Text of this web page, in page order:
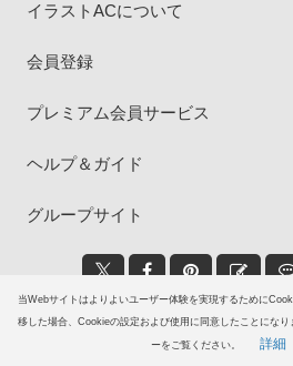
当Webサイトはよりよいユーザー体験を実現するために
移した場合、Cookieの設定および使用に同意したことにな
ーをご覧ください。 詳細
イラストACについて
会員登録
プレミアム会員サービス
ヘルプ＆ガイド
グループサイト
© 2006-2026 イラ